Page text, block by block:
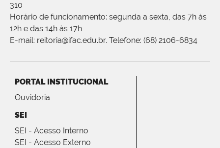
310
Horário de funcionamento: segunda a sexta, das 7h às
12h e das 14h às 17h
E-mail: reitoria@ifac.edu.br. Telefone: (68) 2106-6834
PORTAL INSTITUCIONAL
Ouvidoria
SEI
SEI - Acesso Interno
SEI - Acesso Externo